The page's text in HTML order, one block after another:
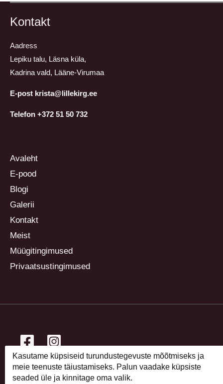
Kontakt
Aadress
Lepiku talu, Läsna küla,
Kadrina vald, Lääne-Virumaa
E-post krista@lillekirg.ee
Telefon +372 51 50 732
Avaleht
E-pood
Blogi
Galerii
Kontakt
Meist
Müügitingimused
Privaatsustingimused
Copyright © 2026 Lillekirg taimeaed
Kasutame küpsiseid turundustegevuste mõõtmiseks ja
meie teenuste täiustamiseks. Palun vaadake küpsiste
seaded üle ja kinnitage oma valik.